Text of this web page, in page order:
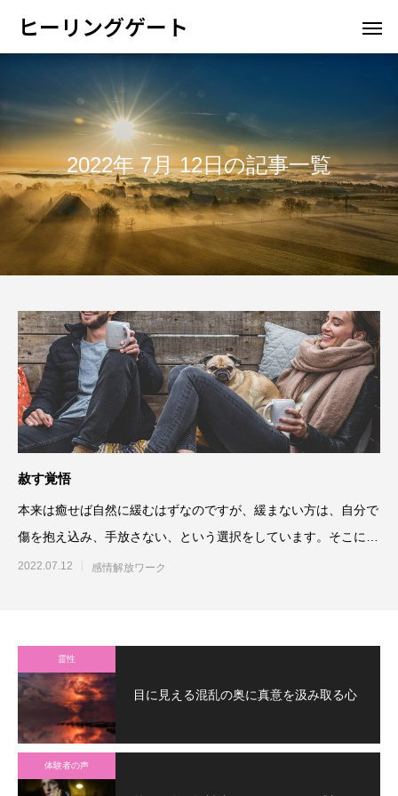
ヒーリングゲート
2022年 7月 12日の記事一覧
赦す覚悟
本来は癒せば自然に緩むはずなのですが、緩まない方は、自分で
傷を抱え込み、手放さない、という選択をしています。そこには
色々なメリットがあるから
2022.07.12 感情解放ワーク
霊性
目に見える混乱の奥に真意を汲み取る心
体験者の声